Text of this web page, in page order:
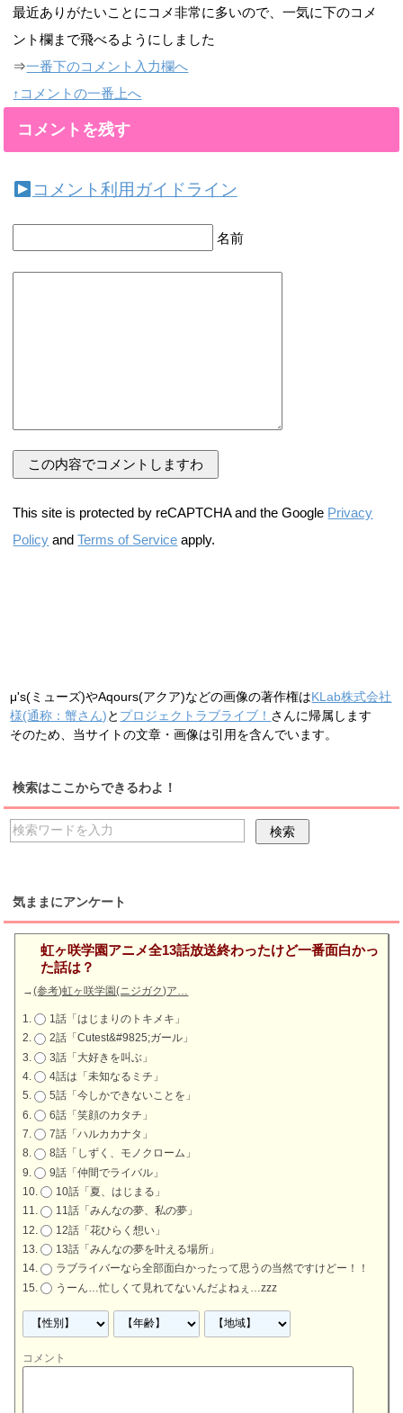
最近ありがたいことにコメ非常に多いので、一気に下のコメ
ント欄まで飛べるようにしました
⇒一番下のコメント入力欄へ
↑コメントの一番上へ
コメントを残す
コメント利用ガイドライン
名前
This site is protected by reCAPTCHA and the Google Privacy
Policy andTerms of Service apply.
μ's(ミューズ)やAqours(アクア)などの画像の著作権はKLab株式会社
様(通称：蟹さん)と プロジェクトラブライブ！ さんに帰属します
そのため、当サイトの文章・画像は引用を含んでいます。
検索はここからできるわよ！
気ままにアンケート
虹ヶ咲学園アニメ全13話放送終わったけど一番面白かっ
た話は？
→(参考)虹ヶ咲学園(ニジガク)ア…
1話「はじまりのトキメキ」
2話「Cutest&#9825;ガール」
3話「大好きを叫ぶ」
4話は「未知なるミチ」
5話「今しかできないことを」
6話「笑顔のカタチ」
7話「ハルカカナタ」
8話「しずく、モノクローム」
9話「仲間でライバル」
10話「夏、はじまる」
11話「みんなの夢、私の夢」
12話「花ひらく想い」
13話「みんなの夢を叶える場所」
ラブライバーなら全部面白かったって思うの当然ですけどー！！
うーん…忙しくて見れてないんだよねぇ…zzz
コメント